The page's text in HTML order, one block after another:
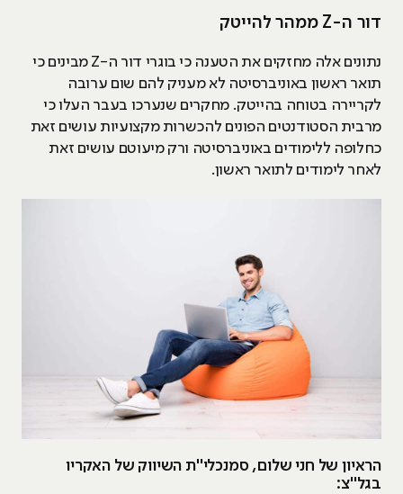
דור ה-Z ממהר להייטק
נתונים אלה מחזקים את הטענה כי בוגרי דור ה-Z מבינים כי
תואר ראשון באוניברסיטה לא מעניק להם שום ערובה
לקריירה בטוחה בהייטק. מחקרים שנערכו בעבר העלו כי
מרבית הסטודנטים הפונים להכשרות מקצועיות עושים זאת
כחלופה ללימודים באוניברסיטה ורק מיעוטם עושים זאת
לאחר לימודים לתואר ראשון.
הראיון של חני שלום, סמנכלי"ת השיווק של האקריו
בגל"צ: